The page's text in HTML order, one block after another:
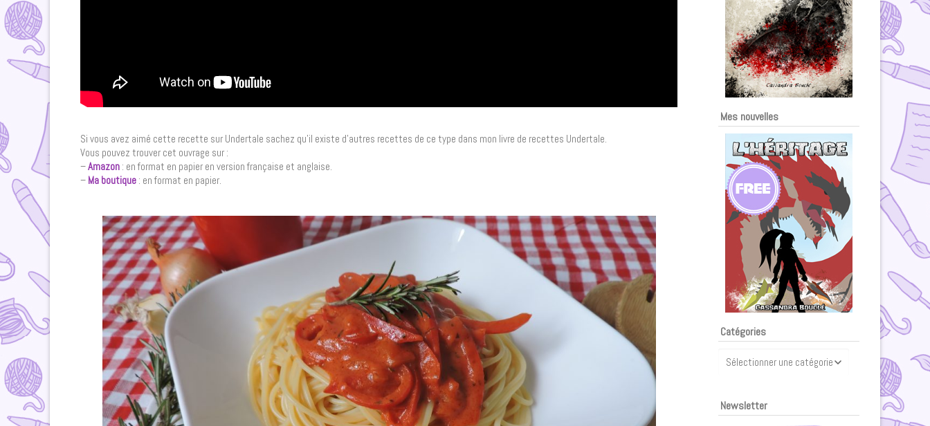
Si vous avez aimé cette recette sur Undertale sachez qu’il existe d’autres recettes de ce type dans mon livre de recettes Undertale.
Vous pouvez trouver cet ouvrage sur :
–Amazon : en format en papier en version française et anglaise.
– Ma boutique : en format en papier.
Mes nouvelles
Catégories
Newsletter